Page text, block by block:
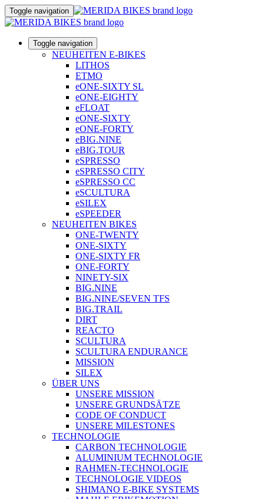
Toggle navigation
Toggle navigation
NEUHEITEN E-BIKES
LITHOS
ETMO
eONE-SIXTY SL
eONE-EIGHTY
eFLOAT
eONE-SIXTY
eONE-FORTY
eBIG.NINE
eBIG.TOUR
eSPRESSO
eSPRESSO CITY
eSPRESSO CC
eSCULTURA
eSILEX
eSPEEDER
NEUHEITEN BIKES
ONE-TWENTY
ONE-SIXTY
ONE-SIXTY FR
ONE-FORTY
NINETY-SIX
BIG.NINE
BIG.NINE/SEVEN TFS
BIG.TRAIL
DIRT
REACTO
SCULTURA
SCULTURA ENDURANCE
MISSION
SILEX
ÜBER UNS
UNSERE MISSION
UNSERE GRUNDSÄTZE
CODE OF CONDUCT
UNSERE MILESTONES
TECHNOLOGIE
CARBON TECHNOLOGIE
ALUMINIUM TECHNOLOGIE
RAHMEN-TECHNOLOGIE
TECHNOLOGIE VIDEOS
SHIMANO E-BIKE SYSTEMS